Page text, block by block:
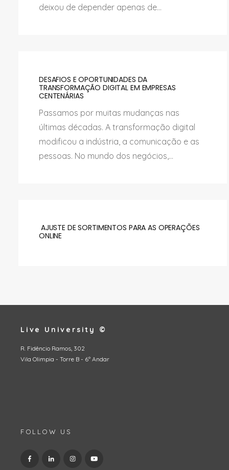
deixou de depender apenas de...
DESAFIOS E OPORTUNIDADES DA
TRANSFORMAÇÃO DIGITAL EM EMPRESAS
CENTENÁRIAS
Passamos por muitas mudanças nas
últimas décadas. A transformação digital
modificou a indústria, a comunicação e as
pessoas. No mundo dos negócios,...
AJUSTE DE SORTIMENTOS PARA AS OPERAÇÕES
ONLINE
Live University ©
R. Fidêncio Ramos, 302
Vila Olimpia - Torre B - 6º Andar
FOLLOW US